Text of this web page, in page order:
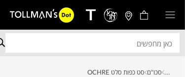
... סכו"ם סט כפות סלט OCHRE